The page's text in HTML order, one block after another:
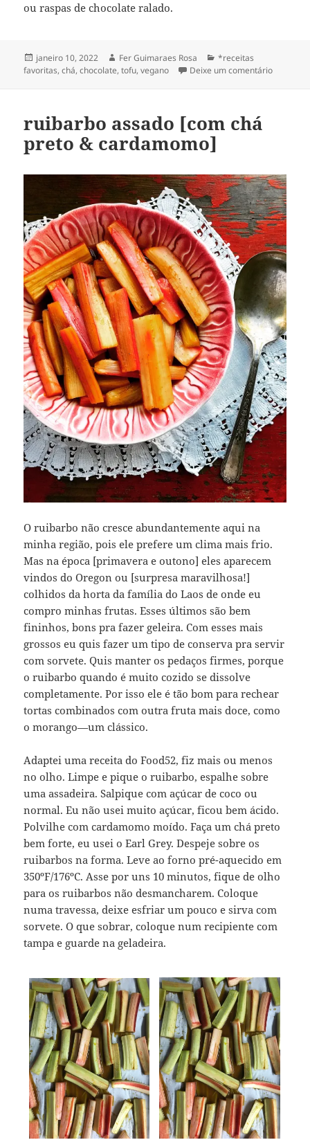
ou raspas de chocolate ralado.
Publicado
em
janeiro 10, 2022 Autor
Fer Guimaraes Rosa Categorias
*receitas
favoritas,chá,chocolate,tofu,vegano Deixe um comentárioem
ruibarbo assado [com chá
preto & cardamomo]
O ruibarbo não cresce abundantemente aqui na
minha região, pois ele prefere um clima mais frio.
Mas na época [primavera e outono] eles aparecem
vindos do Oregon ou [surpresa maravilhosa!]
colhidos da horta da família do Laos de onde eu
compro minhas frutas. Esses últimos são bem
fininhos, bons pra fazer geleira. Com esses mais
grossos eu quis fazer um tipo de conserva pra servir
com sorvete. Quis manter os pedaços firmes, porque
o ruibarbo quando é muito cozido se dissolve
completamente. Por isso ele é tão bom para rechear
tortas combinados com outra fruta mais doce, como
o morango—um clássico.
Adaptei uma receita do Food52, fiz mais ou menos
no olho. Limpe e pique o ruibarbo, espalhe sobre
uma assadeira. Salpique com açúcar de coco ou
normal. Eu não usei muito açúcar, ficou bem ácido.
Polvilhe com cardamomo moído. Faça um chá preto
bem forte, eu usei o Earl Grey. Despeje sobre os
ruibarbos na forma. Leve ao forno pré-aquecido em
350ºF/176ºC. Asse por uns 10 minutos, fique de olho
para os ruibarbos não desmancharem. Coloque
numa travessa, deixe esfriar um pouco e sirva com
sorvete. O que sobrar, coloque num recipiente com
tampa e guarde na geladeira.